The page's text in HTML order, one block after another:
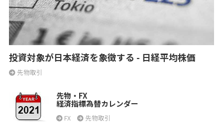
投資対象が日本経済を象徴する - 日経平均株価
先物取引
先物・FX
経済指標為替カレンダー
FX 先物取引